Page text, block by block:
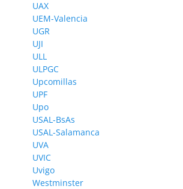
UAX
UEM-Valencia
UGR
UJI
ULL
ULPGC
Upcomillas
UPF
Upo
USAL-BsAs
USAL-Salamanca
UVA
UVIC
Uvigo
Westminster